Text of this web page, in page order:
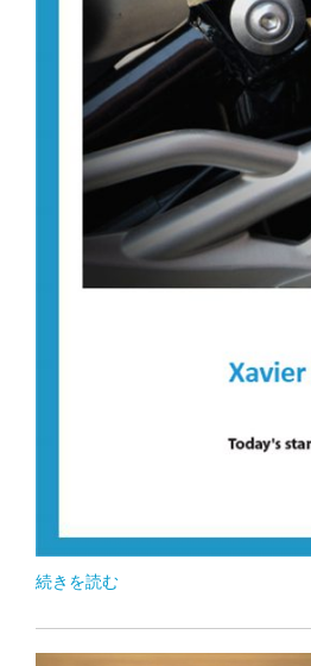
続きを読む